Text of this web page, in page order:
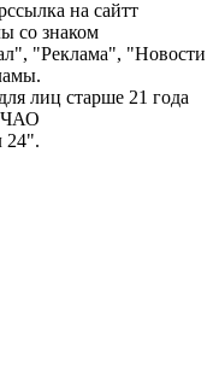
на сайтт
со знаком
"Реклама", "Новости
лиц старше 21 года
ЧАО
24".